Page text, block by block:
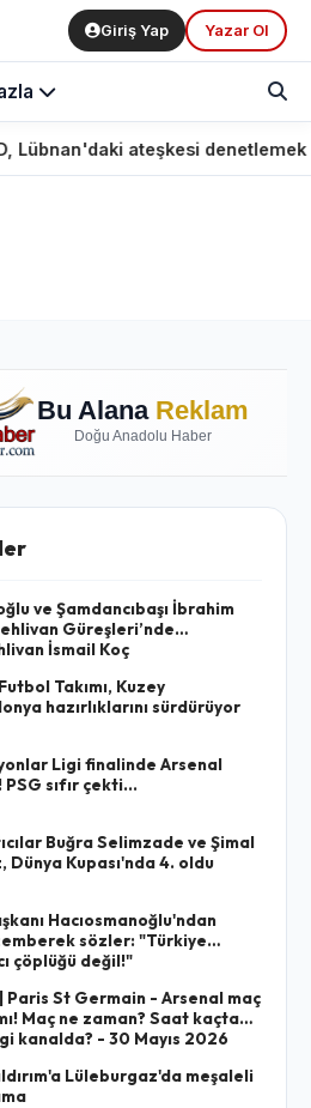
Giriş Yap Yazar Ol
ateşkesi denetlemek için
Bu Alana Reklam
Doğu Anadolu Haber
ve Şamdancıbaşı İbrahim
Güreşleri’nde
İsmail Koç
Takımı, Kuzey
hazırlıklarını sürdürüyor
Ligi finalinde Arsenal
PSG sıfır çekti...
Buğra Selimzade ve Şimal
Dünya Kupası'nda 4. oldu
Hacıosmanoğlu'ndan
sözler: "Türkiye
çöplüğü değil!"
Paris St Germain - Arsenal maç
Maç ne zaman? Saat kaçta
kanalda? - 30 Mayıs 2026
Lüleburgaz'da meşaleli